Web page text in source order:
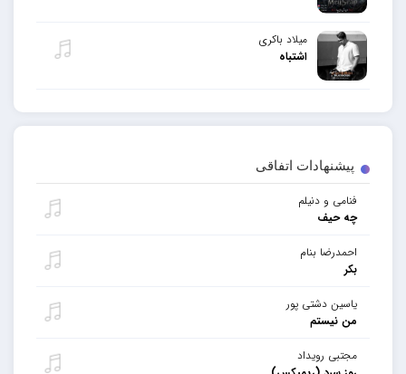
پیشنهادات اتفاقی
فنامی و دنیلم
چه حیف
احمدرضا بنام
بکر
یاسین دشتی پور
من نیستم
مجتبی رویداد
میلاد باکری
اشتباه